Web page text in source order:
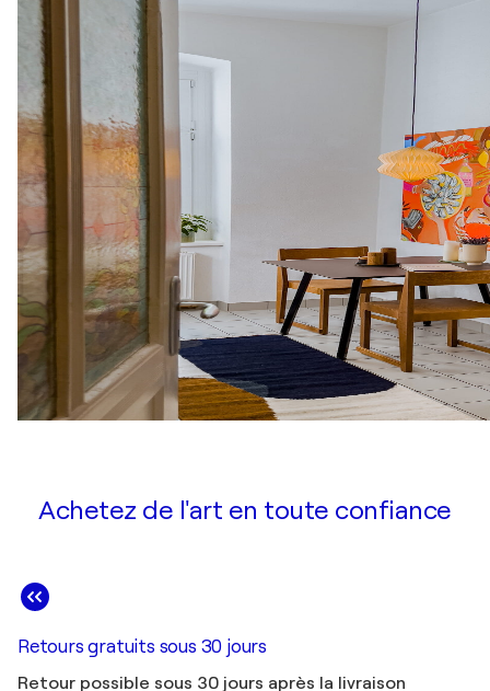
Achetez de l'art en toute confiance
Retours gratuits sous 30 jours
Retour possible sous 30 jours après la livraison